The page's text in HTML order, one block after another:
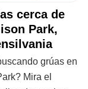
cerca de
Park,
grúas en
Mira el